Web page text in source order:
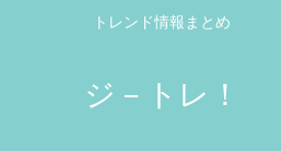
トレンド情報まとめ
ジ－トレ！